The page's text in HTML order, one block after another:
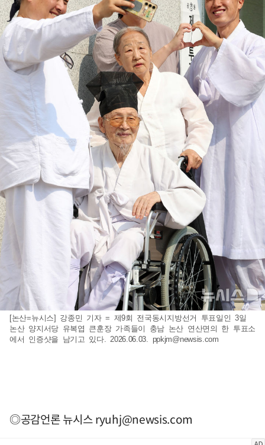
[논산=뉴시스] 강종민 기자 = 제9회 전국동시지방선거 투표일인 3일
논산 양지서당 유복엽 큰훈장 가족들이 충남 논산 연산면의 한 투표소
에서 인증샷을 남기고 있다. 2026.06.03. ppkjm@newsis.com
◎공감언론 뉴시스ryuhj@newsis.com